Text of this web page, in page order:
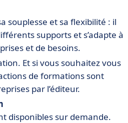
souplesse et sa flexibilité : il
supports et s’adapte à
et de besoins.
Et si vous souhaitez vous
de formations sont
par l’éditeur.
disponibles sur demande.